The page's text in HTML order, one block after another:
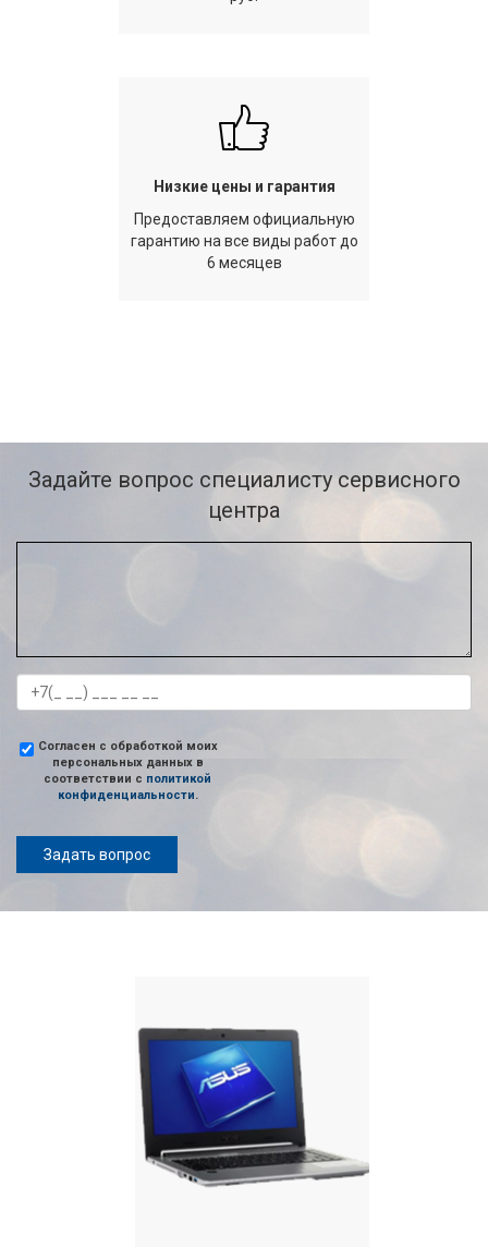
Низкие цены и гарантия
Предоставляем официальную
гарантию на все виды работ до
6 месяцев
Задайте вопрос специалисту сервисного
центра
Согласен с обработкой моих
персональных данных в
соответствии с политикой
конфиденциальности.
Задать вопрос